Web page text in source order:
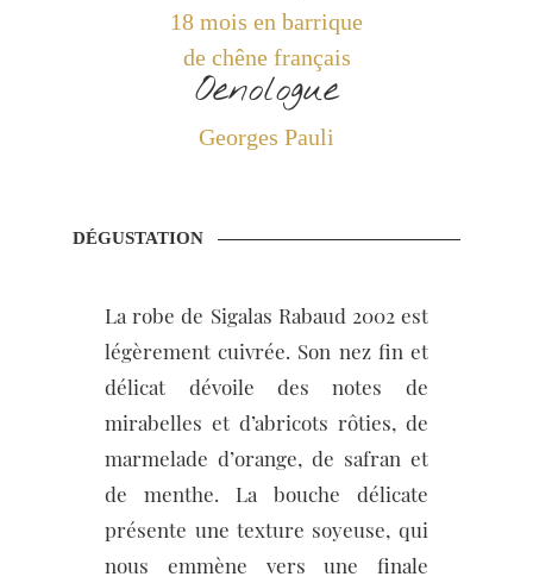
18 mois en barrique
de chêne français
Oenologue
Georges Pauli
DÉGUSTATION
La robe de Sigalas Rabaud 2002 est
légèrement cuivrée. Son nez fin et
délicat dévoile des notes de
mirabelles et d’abricots rôties, de
marmelade d’orange, de safran et
de menthe. La bouche délicate
présente une texture soyeuse, qui
nous emmène vers une finale